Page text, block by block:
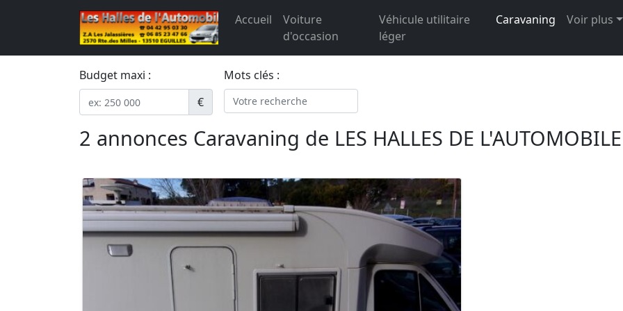
Accueil
Voiture
d'occasion
Véhicule utilitaire
léger
Caravaning Voir plus
Budget maxi :
€
Mots clés :
2 annonces Caravaning de LES HALLES DE L'AUTOMOBILE